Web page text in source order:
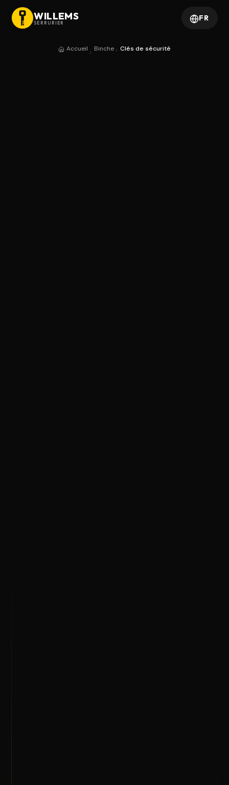
WILLEMS
SERRURIER FR
Accueil Binche Clés de sécurité